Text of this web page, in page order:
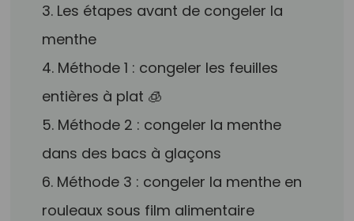
3. Les étapes avant de congeler la
menthe
4. Méthode 1 : congeler les feuilles
entières à plat 🧊
5. Méthode 2 : congeler la menthe
dans des bacs à glaçons
6. Méthode 3 : congeler la menthe en
rouleaux sous film alimentaire